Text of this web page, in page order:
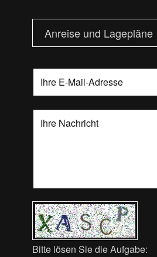
Anreise und Lagepläne
Bitte lösen Sie die Aufgabe: